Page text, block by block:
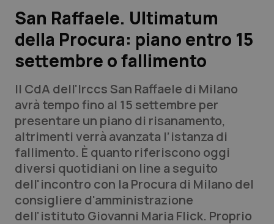
Lavoro e Professioni
Scienza e Farmaci
Studi e Analisi
Lettere al direttore
Edizioni Regionali
QS Pro
Professionisti Sanitari.AI
San Raffaele. Ultimatum
della Procura: piano entro 15
settembre o fallimento
Il CdA dell'Irccs San Raffaele di Milano
avrà tempo fino al 15 settembre per
presentare un piano di risanamento,
altrimenti verrà avanzata l’istanza di
fallimento. È quanto riferiscono oggi
diversi quotidiani on line a seguito
dell'incontro con la Procura di Milano del
consigliere d'amministrazione
dell'istituto Giovanni Maria Flick. Proprio